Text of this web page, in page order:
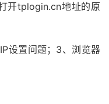
开tplogin.cn地址的原
设置问题；3、浏览器